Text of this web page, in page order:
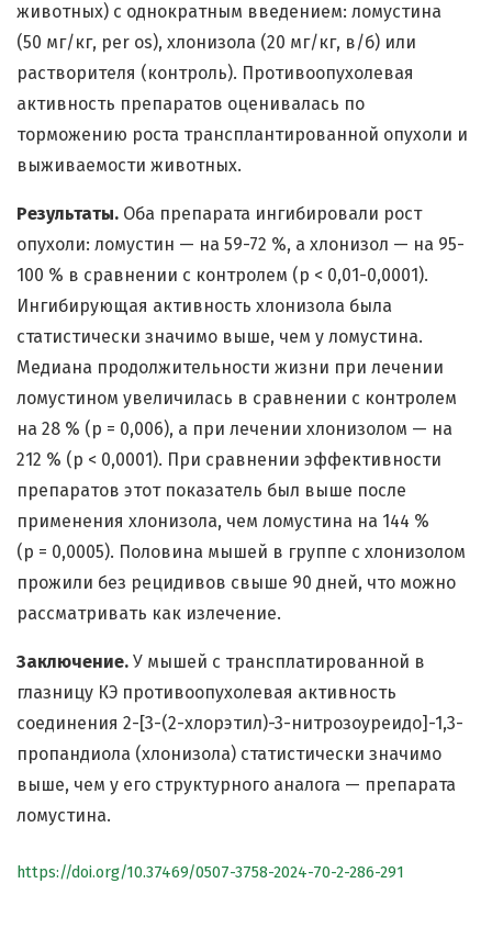
животных) с однократным введением: ломустина
(50 мг/кг, per os), хлонизола (20 мг/кг, в/б) или
растворителя (контроль). Противоопухолевая
активность препаратов оценивалась по
торможению роста трансплантированной опухоли и
выживаемости животных.
Результаты. Оба препарата ингибировали рост
опухоли: ломустин — на 59-72 %, а хлонизол — на 95-
100 % в сравнении с контролем (р < 0,01-0,0001).
Ингибирующая активность хлонизола была
статистически значимо выше, чем у ломустина.
Медиана продолжительности жизни при лечении
ломустином увеличилась в сравнении с контролем
на 28 % (р = 0,006), а при лечении хлонизолом — на
212 % (р < 0,0001). При сравнении эффективности
препаратов этот показатель был выше после
применения хлонизола, чем ломустина на 144 %
(р = 0,0005). Половина мышей в группе с хлонизолом
прожили без рецидивов свыше 90 дней, что можно
рассматривать как излечение.
Заключение. У мышей с трансплатированной в
глазницу КЭ противоопухолевая активность
соединения 2-[3-(2-хлорэтил)-3-нитрозоуреидо]-1,3-
пропандиола (хлонизола) статистически значимо
выше, чем у его структурного аналога — препарата
ломустина.
https://doi.org/10.37469/0507-3758-2024-70-2-286-291